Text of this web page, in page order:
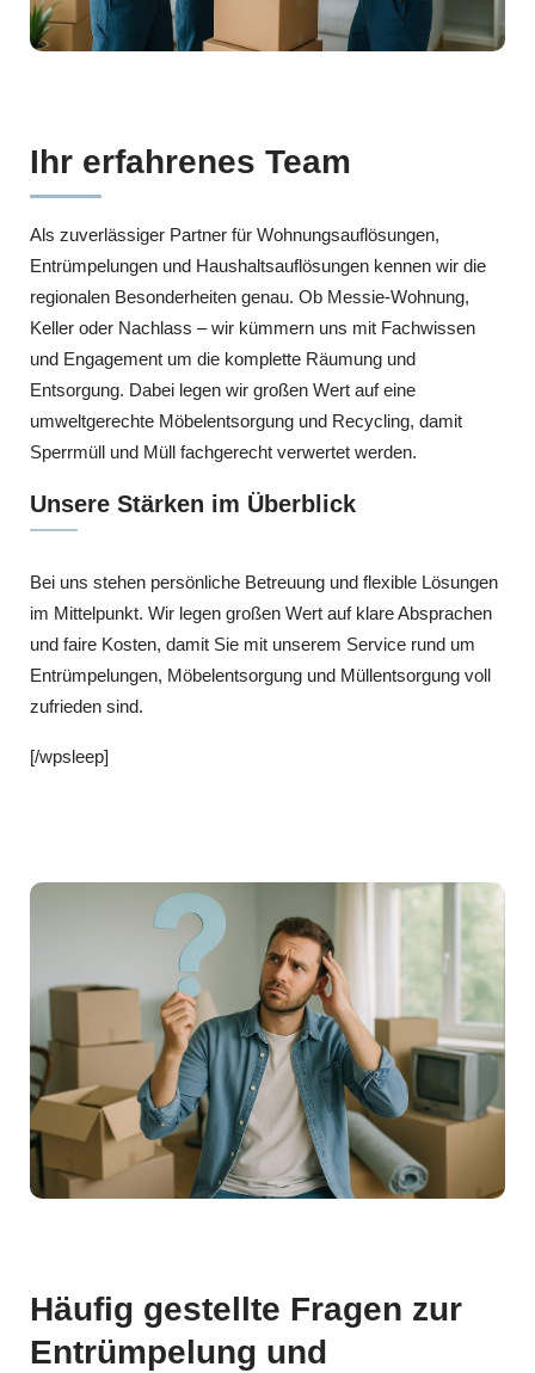
Ihr erfahrenes Team
Als zuverlässiger Partner für Wohnungsauflösungen,
Entrümpelungen und Haushaltsauflösungen kennen wir die
regionalen Besonderheiten genau. Ob Messie-Wohnung,
Keller oder Nachlass – wir kümmern uns mit Fachwissen
und Engagement um die komplette Räumung und
Entsorgung. Dabei legen wir großen Wert auf eine
umweltgerechte Möbelentsorgung und Recycling, damit
Sperrmüll und Müll fachgerecht verwertet werden.
Unsere Stärken im Überblick
Bei uns stehen persönliche Betreuung und flexible Lösungen
im Mittelpunkt. Wir legen großen Wert auf klare Absprachen
und faire Kosten, damit Sie mit unserem Service rund um
Entrümpelungen, Möbelentsorgung und Müllentsorgung voll
zufrieden sind.
[/wpsleep]
Häufig gestellte Fragen zur
Entrümpelung und